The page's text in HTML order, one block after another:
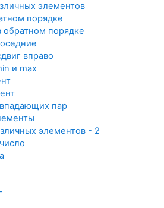
элементов
порядке
обратном порядке
вправо
и max
пар
элементов - 2